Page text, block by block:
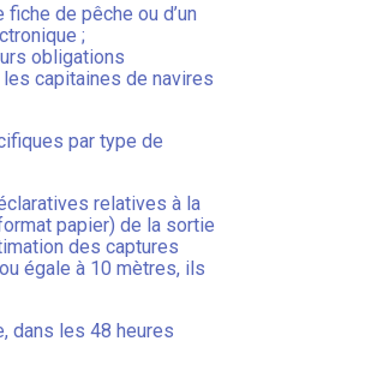
de pêche ou d’un
;
obligations
les capitaines de navires
par type de
relatives à la
papier) de la sortie
des captures
égale à 10 mètres, ils
dans les 48 heures